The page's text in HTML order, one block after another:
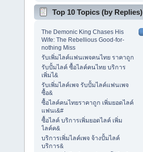
Top 10 Topics (by Replies)
The Demonic King Chases His
Wife: The Rebellious Good-for-
nothing Miss
รับเพิ่มไลค์แฟนเพจคนไทย ราคาถูก
รับปั้มไลค์ ซื้อไลค์คนไทย บริการ
เพิ่มไ&
รับเพิ่มไลค์เพจ รับปั้มไลค์แฟนเพจ
ซื้อ&
ซื้อไลค์คนไทยราคาถูก เพิ่มยอดไลค์
แฟนเ&#
ซื้อไลค์ บริการเพิ่มยอดไลค์ เพิ่ม
ไลค์ค&
บริการเพิ่มไลค์เพจ จ้างปั้มไลค์
บริการ&